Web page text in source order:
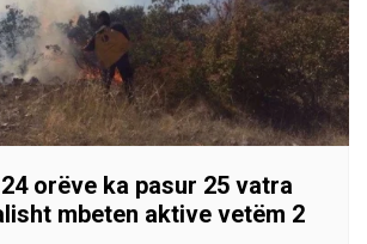
orëve ka pasur 25 vatra
mbeten aktive vetëm 2